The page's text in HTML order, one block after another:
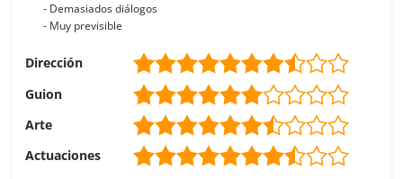
- Demasiados diálogos
- Muy previsible
Dirección
Guion
Arte
Actuaciones